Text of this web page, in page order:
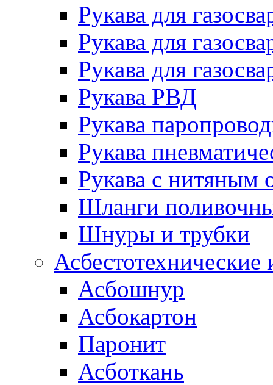
Рукава для
Рукава для
Рукава для
Рукава РВД
Рукава
Рукава
Рукава с нитяным
Шланги
Шнуры и трубки
Асбестотехнические
Асбошнур
Асбокартон
Паронит
Асботкань